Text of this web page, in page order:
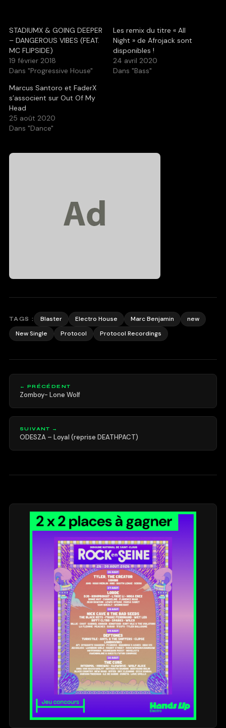
STADIUMX & GOING DEEPER
– DANGEROUS VIBES (FEAT.
MC FLIPSIDE)
19 février 2018
Dans "Progressive House"
Les remix du titre « All
Night » de Afrojack sont
disponibles !
24 avril 2020
Dans "Bass"
Marcus Santoro et FaderX
s’associent sur Out Of My
Head
25 août 2020
Dans "Dance"
TAGS : Blaster Electro House Marc Benjamin
new
New Single
Protocol Protocol Recordings
← PRÉCÉDENT
Zomboy- Lone Wolf
SUIVANT →
ODESZA – Loyal (reprise DEATHPACT)